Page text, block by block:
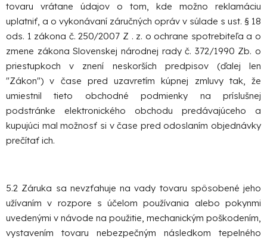
tovaru vrátane údajov o tom, kde možno reklamáciu
uplatniť, a o vykonávaní záručných opráv v súlade s ust. § 18
ods. 1 zákona č. 250/2007 Z . z. o ochrane spotrebiteľa a o
zmene zákona Slovenskej národnej rady č. 372/1990 Zb. o
priestupkoch v znení neskorších predpisov (ďalej len
"Zákon") v čase pred uzavretím kúpnej zmluvy tak, že
umiestnil tieto obchodné podmienky na príslušnej
podstránke elektronického obchodu predávajúceho a
kupujúci mal možnosť si v čase pred odoslaním objednávky
prečítať ich.
5.2 Záruka sa nevzťahuje na vady tovaru spôsobené jeho
užívaním v rozpore s účelom používania alebo pokynmi
uvedenými v návode na použitie, mechanickým poškodením,
vystavením tovaru nebezpečným následkom tepelného